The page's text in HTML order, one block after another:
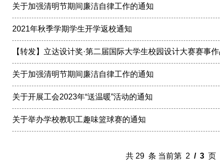
关于加强清明节期间廉洁自律工作的通知
2021年秋季学期学生开学返校通知
【转发】立达设计奖·第二届国际大学生校园设计大赛赛事
关于加强清明节期间廉洁自律工作的通知
关于开展工会2023年“送温暖”活动的通知
关于举办学校教职工趣味篮球赛的通知
共 29 条 当前第 2 / 3 页